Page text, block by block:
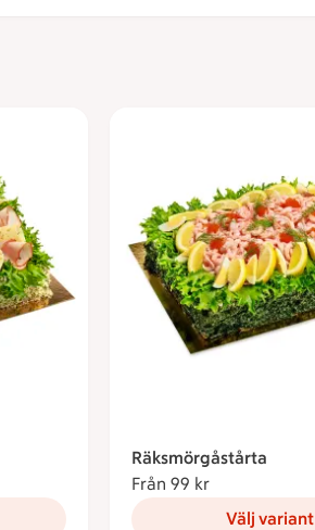
Räksmörgåstårta
Från 99 kr
Välj variant